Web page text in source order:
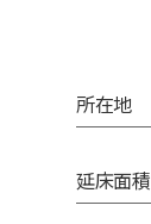
所在地
延床面積